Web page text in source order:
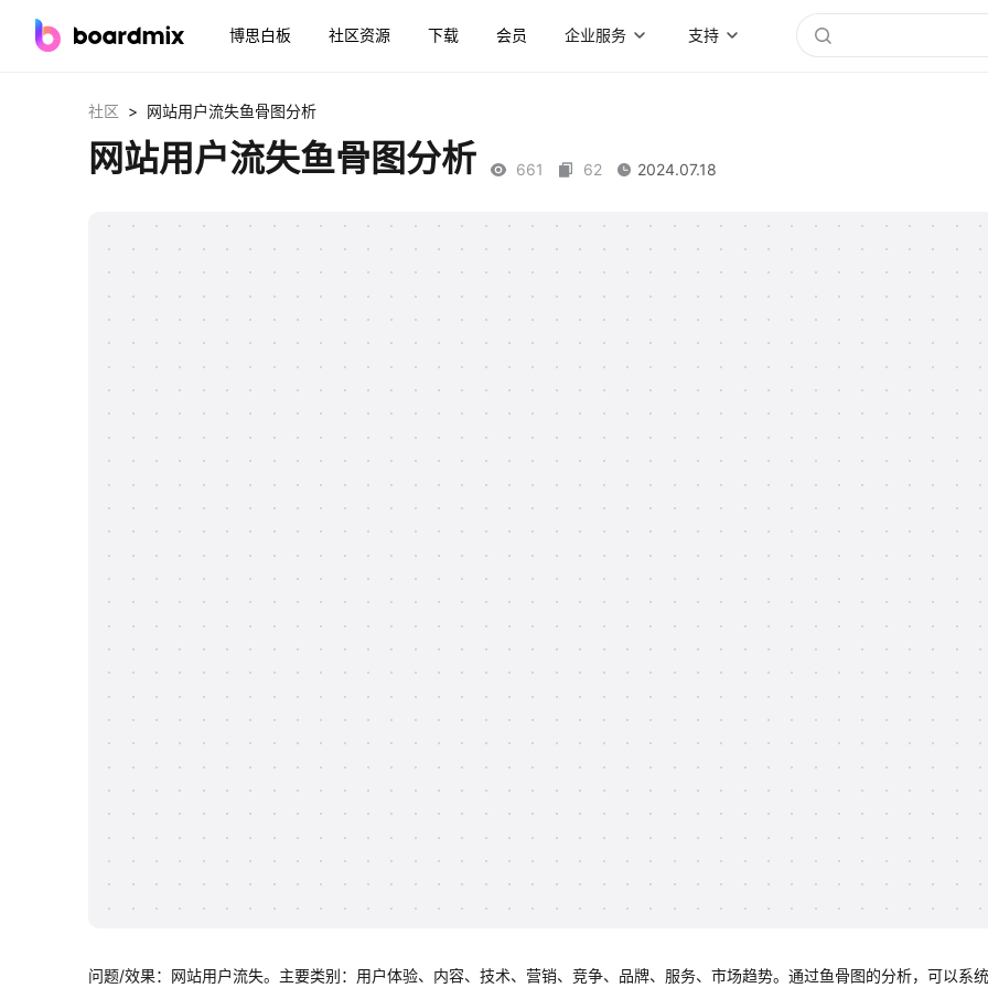
博思白板 社区资源 下载 会员 企业服务 支持
社区 > 网站用户流失鱼骨图分析
网站用户流失鱼骨图分析 661 62 2024.07.18
问题/效果：网站用户流失。主要类别：用户体验、内容、技术、营销、竞争、品牌、服务、市场趋势。通过鱼骨图的分析，可以系